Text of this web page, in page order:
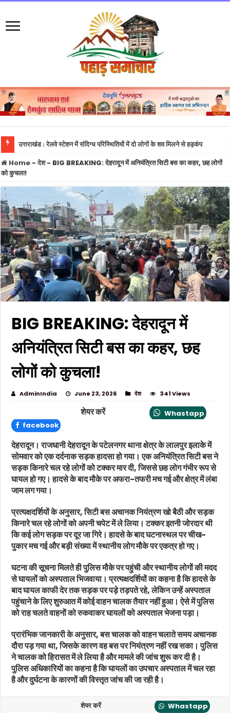
उत्तराखंड : रेलवे स्टेशन में संदिग्ध परिस्थितियों में दो लोगों के शव मिलने से हड़कंप
Home - देश- BIG BREAKING: देहरादून में अनियंत्रित सिटी बस का कहर, छह लोगों
को कुचला!
BIG BREAKING: देहरादून में
अनियंत्रित सिटी बस का कहर, छह
लोगों को कुचला!
AdminIndia June 23, 2026 देश 341 Views
शेयर करें
Whastapp
facebook
देहरादून। राजधानी देहरादून के पटेलनगर थाना क्षेत्र के लालपुर इलाके में
सोमवार को एक दर्दनाक सड़क हादसा हो गया। एक अनियंत्रित सिटी बस ने
सड़क किनारे चल रहे लोगों को टक्कर मार दी, जिससे छह लोग गंभीर रूप से
घायल हो गए। हादसे के बाद मौके पर अफरा-तफरी मच गई और क्षेत्र में लंबा
जाम लग गया।
प्रत्यक्षदर्शियों के अनुसार, सिटी बस अचानक नियंत्रण खो बैठी और सड़क
किनारे चल रहे लोगों को अपनी चपेट में ले लिया। टक्कर इतनी जोरदार थी
कि कई लोग सड़क पर दूर जा गिरे। हादसे के बाद घटनास्थल पर चीख-
पुकार मच गई और बड़ी संख्या में स्थानीय लोग मौके पर एकत्र हो गए।
घटना की सूचना मिलते ही पुलिस मौके पर पहुंची और स्थानीय लोगों की मदद
से घायलों को अस्पताल भिजवाया। प्रत्यक्षदर्शियों का कहना है कि हादसे के
बाद घायल काफी देर तक सड़क पर पड़े तड़पते रहे, लेकिन उन्हें अस्पताल
पहुंचाने के लिए शुरुआत में कोई वाहन चालक तैयार नहीं हुआ। ऐसे में पुलिस
को राह चलते वाहनों को रुकवाकर घायलों को अस्पताल भेजना पड़ा।
प्रारंभिक जानकारी के अनुसार, बस चालक को वाहन चलाते समय अचानक
दौरा पड़ गया था, जिसके कारण वह बस पर नियंत्रण नहीं रख सका। पुलिस
ने चालक को हिरासत में ले लिया है और मामले की जांच शुरू कर दी है।
पुलिस अधिकारियों का कहना है कि घायलों का उपचार अस्पताल में चल रहा
है और दुर्घटना के कारणों की विस्तृत जांच की जा रही है।
शेयर करें
Whastapp